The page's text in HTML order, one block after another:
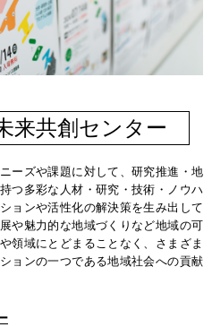
来共創センター
ーズや課題に対して、研究推進・地
つ多彩な人材・研究・技術・ノウハ
ョンや活性化の解決策を生み出して
や魅力的な地域づくりなど地域の可
領域にとどまることなく、さまざま
ョンの一つである地域社会への貢献